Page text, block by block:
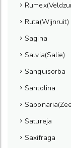
Ruta(Wijnruit)
Sagina
Salvia(Salie)
Sanguisorba
Santolina
Satureja
Saxifraga